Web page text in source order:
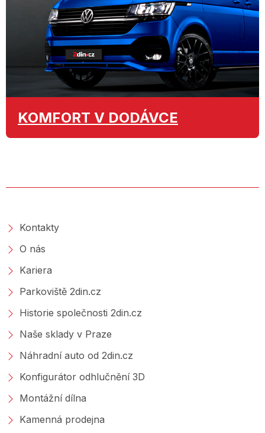
KOMFORT V DODÁVCE
Kontakty
O nás
Kariera
Parkoviště 2din.cz
Historie společnosti 2din.cz
Naše sklady v Praze
Náhradní auto od 2din.cz
Konfigurátor odhlučnění 3D
Montážní dílna
Kamenná prodejna